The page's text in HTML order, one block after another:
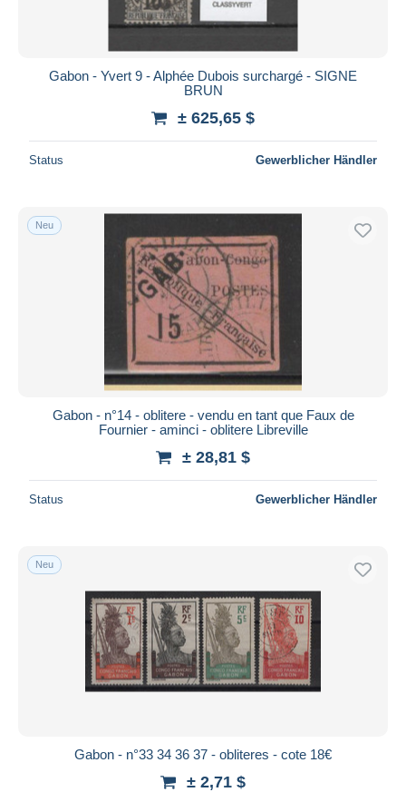
Gabon - Yvert 9 - Alphée Dubois surchargé - SIGNE
BRUN
± 625,65 $
Status Gewerblicher Händler
Neu
Gabon - n°14 - oblitere - vendu en tant que Faux de
Fournier - aminci - oblitere Libreville
± 28,81 $
Status Gewerblicher Händler
Neu
Gabon - n°33 34 36 37 - obliteres - cote 18€
± 2,71 $